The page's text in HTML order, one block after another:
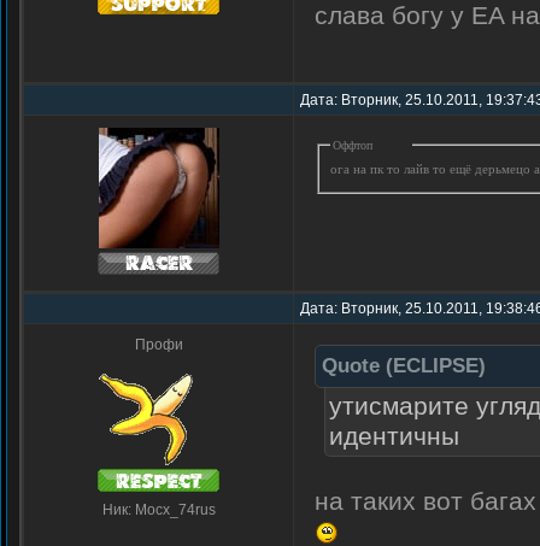
слава богу у EA
Дата: Вторник, 25.10.2011,
Оффтоп
ога на пк то лайв то ещё дерьмецо
Дата: Вторник, 25.10.2011,
Профи
Ник: Mocx_74rus
Quote (ECLIPSE)
утисмарите
идентичны
на таких вот